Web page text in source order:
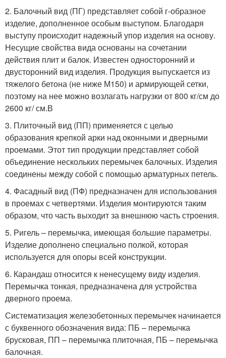
2. Балочный вид (ПГ) представляет собой г-образное
изделие, дополненное особым выступом. Благодаря
выступу происходит надежный упор изделия на основу.
Несущие свойства вида основаны на сочетании
действия плит и балок. Известен односторонний и
двусторонний вид изделия. Продукция выпускается из
тяжелого бетона (не ниже М150) и армирующей сетки,
поэтому на нее можно возлагать нагрузки от 800 кг/см до
2600 кг/ см.В
3. Плиточный вид (ПП) применяется с целью
образования крепкой арки над оконными и дверными
проемами. Этот тип продукции представляет собой
объединение нескольких перемычек балочных. Изделия
соединены между собой с помощью арматурных петель.
4. Фасадный вид (ПФ) предназначен для использования
в проемах с четвертями. Изделия монтируются таким
образом, что часть выходит за внешнюю часть строения.
5. Ригель – перемычка, имеющая большие параметры.
Изделие дополнено специально полкой, которая
используется для опоры всей конструкции.
6. Карандаш относится к ненесущему виду изделия.
Перемычка тонкая, предназначена для устройства
дверного проема.
Систематизация железобетонных перемычек начинается
с буквенного обозначения вида: ПБ – перемычка
брусковая, ПП – перемычка плиточная, ПБ – перемычка
балочная.